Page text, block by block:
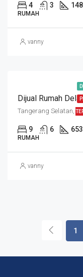
4 3 148
RUMAH
vanny
Dijual Rumah
Tangerang Selatan,
9 6 653
RUMAH
vanny
1